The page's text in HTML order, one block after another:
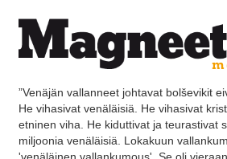
”Venäjän vallanneet johtavat bolševikit
He vihasivat venäläisiä. He vihasivat
etninen viha. He kiduttivat ja teurastivat
miljoonia venäläisiä. Lokakuun
'venäläinen vallankumous'. Se oli